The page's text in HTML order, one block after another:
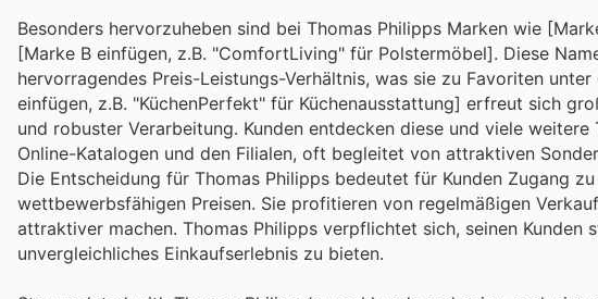
Besonders hervorzuheben sind bei Thomas Philipps Marken wie
[Marke B einfügen, z.B. "ComfortLiving" für Polstermöbel]. Diese
hervorragendes Preis-Leistungs-Verhältnis, was sie zu Favoriten
einfügen, z.B. "KüchenPerfekt" für Küchenausstattung] erfreut sich
und robuster Verarbeitung. Kunden entdecken diese und viele
Online-Katalogen und den Filialen, oft begleitet von attraktiven
Die Entscheidung für Thomas Philipps bedeutet für Kunden Zugang
wettbewerbsfähigen Preisen. Sie profitieren von regelmäßigen
attraktiver machen. Thomas Philipps verpflichtet sich, seinen Kunden
unvergleichliches Einkaufserlebnis zu bieten.